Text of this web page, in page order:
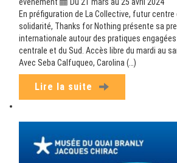
evenement
Du 21 mars au 25 avril 2024
En préfiguration de La Collective, futur
solidarité, Thanks for Nothing présente sa
internationale autour des pratiques engagées
centrale et du Sud. Accès libre du mardi au
Avec Seba Calfuqueo, Carolina (…)
Lire la suite